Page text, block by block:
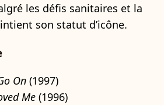
les défis sanitaires et la
son statut d’icône.
On (1997)
Me (1996)